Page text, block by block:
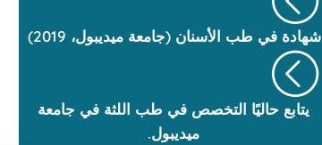
شهادة في طب الأسنان (جامعة ميديبول، 2019)
يتابع حاليًا التخصص في طب اللثة في جامعة
ميديبول.